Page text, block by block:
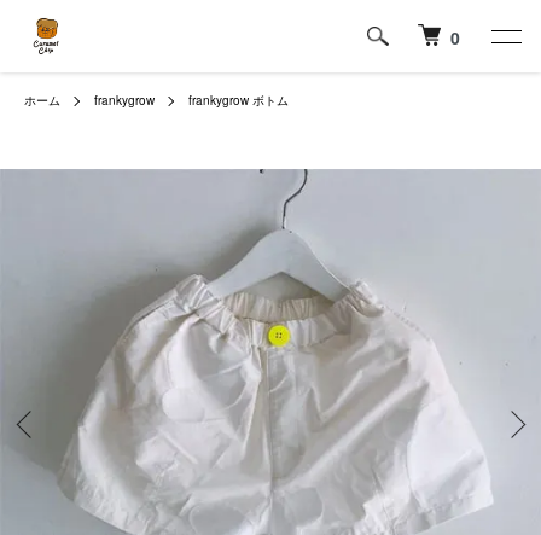
0
ホーム frankygrow frankygrow ボトム